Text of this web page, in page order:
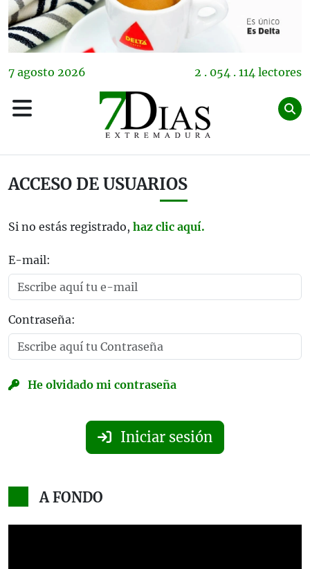
7 agosto 2026 2 . 054 . 114 lectores
ACCESO DE USUARIOS
Si no estás registrado, haz clic aquí.
E-mail:
Contraseña:
He olvidado mi contraseña
Iniciar sesión
A FONDO